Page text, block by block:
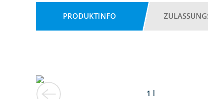
PRODUKTINFO
1 l